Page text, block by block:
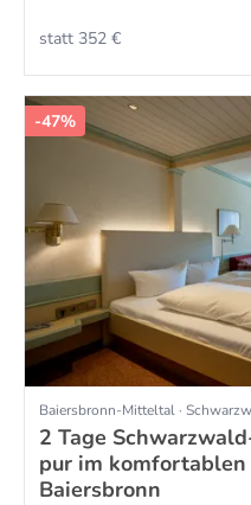
statt 352 €
-47%
Baiersbronn-Mitteltal ·
2 Tage
pur im
Baiersbronn